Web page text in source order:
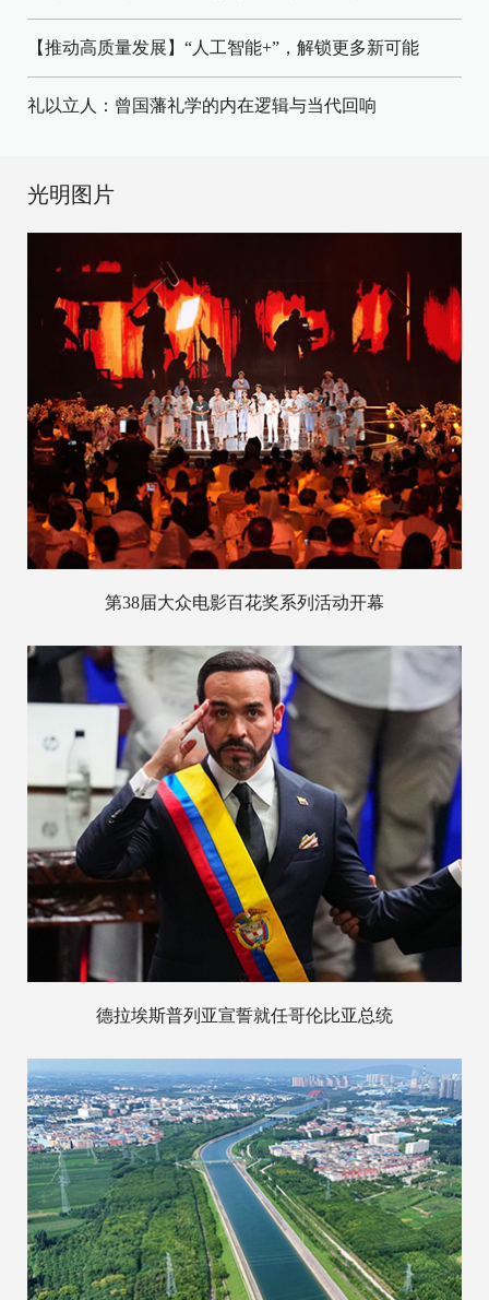
【推动高质量发展】“人工智能+”，解锁更多新可能
礼以立人：曾国藩礼学的内在逻辑与当代回响
光明图片
第38届大众电影百花奖系列活动开幕
德拉埃斯普列亚宣誓就任哥伦比亚总统